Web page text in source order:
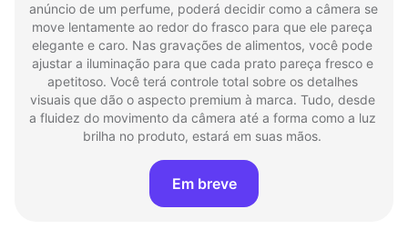
anúncio de um perfume, poderá decidir como a câmera se
move lentamente ao redor do frasco para que ele pareça
elegante e caro. Nas gravações de alimentos, você pode
ajustar a iluminação para que cada prato pareça fresco e
apetitoso. Você terá controle total sobre os detalhes
visuais que dão o aspecto premium à marca. Tudo, desde
a fluidez do movimento da câmera até a forma como a luz
brilha no produto, estará em suas mãos.
Em breve